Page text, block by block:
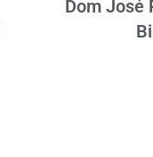
Dom José